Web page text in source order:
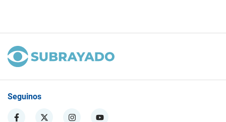
Seguinos